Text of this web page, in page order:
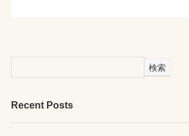
検索
Recent Posts